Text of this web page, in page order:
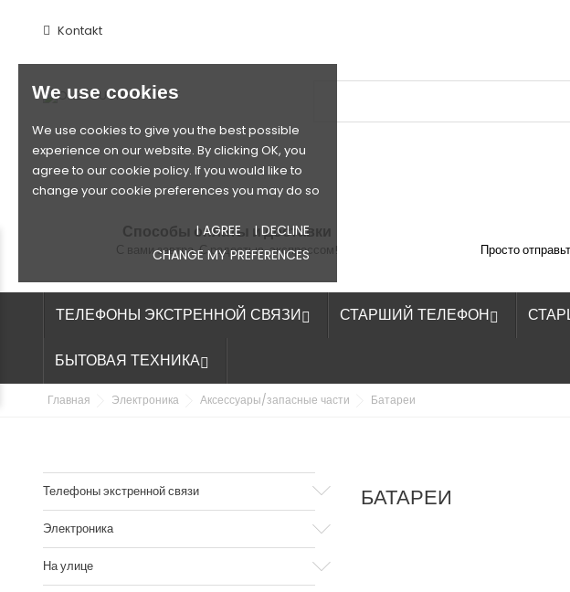
We use cookies
We use cookies to give you the best possible
experience on our website. By clicking OK, you
agree to our cookie policy. If you would like to
change your cookie preferences you may do so
I AGREE
I DECLINE
CHANGE MY PREFERENCES
Kontakt
Способы оплаты и доставки
С вами завтра. С радостью, экспрессом! Просто
ТЕЛЕФОНЫ ЭКСТРЕННОЙ СВЯЗИ СТАРШИЙ ТЕЛЕФОН
БЫТОВАЯ ТЕХНИКА
Главная Электроника Аксессуары/запасные части Батареи
Телефоны экстренной связи
Электроника
На улице
БАТАРЕИ